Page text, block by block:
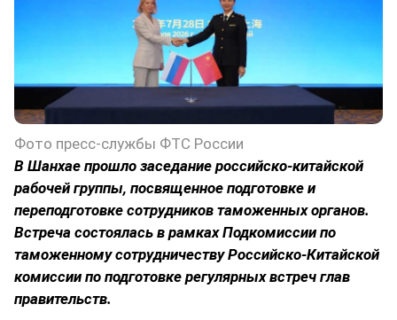
Фото пресс-службы ФТС России
В Шанхае прошло заседание российско-китайской
рабочей группы, посвященное подготовке и
переподготовке сотрудников таможенных органов.
Встреча состоялась в рамках Подкомиссии по
таможенному сотрудничеству Российско-Китайской
комиссии по подготовке регулярных встреч глав
правительств.